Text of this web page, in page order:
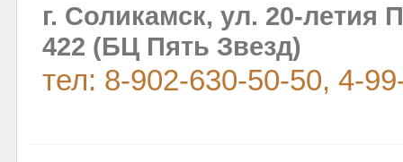
г. Соликамск, ул. 20-
422 (БЦ Пять Звезд)
тел: 8-902-630-50-50, 4-